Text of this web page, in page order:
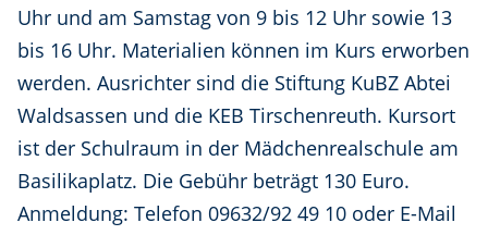
Uhr und am Samstag von 9 bis 12 Uhr sowie 13
bis 16 Uhr. Materialien können im Kurs erworben
werden. Ausrichter sind die Stiftung KuBZ Abtei
Waldsassen und die KEB Tirschenreuth. Kursort
ist der Schulraum in der Mädchenrealschule am
Basilikaplatz. Die Gebühr beträgt 130 Euro.
Anmeldung: Telefon 09632/92 49 10 oder E-Mail